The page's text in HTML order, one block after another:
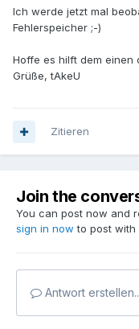
Ich werde jetzt mal
Fehlerspeicher ;-)
Hoffe es hilft dem einen
Grüße, tAkeU
Zitieren
Join the
You can post now and
sign in now to post with
Antwort